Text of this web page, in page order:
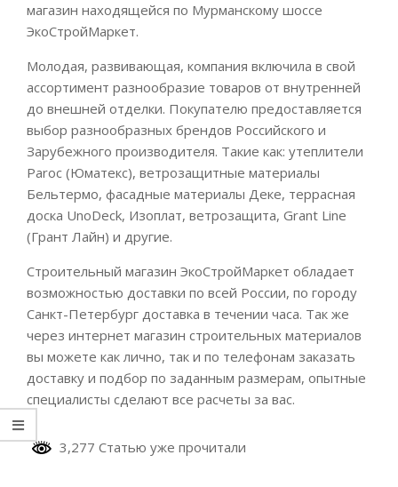
магазин находящейся по Мурманскому шоссе
ЭкоСтройМаркет.
Молодая, развивающая, компания включила в свой
ассортимент разнообразие товаров от внутренней
до внешней отделки. Покупателю предоставляется
выбор разнообразных брендов Российского и
Зарубежного производителя. Такие как: утеплители
Paroc (Юматекс), ветрозащитные материалы
Бельтермо, фасадные материалы Деке, террасная
доска UnoDeck, Изоплат, ветрозащита, Grant Line
(Грант Лайн) и другие.
Строительный магазин ЭкоСтройМаркет обладает
возможностью доставки по всей России, по городу
Санкт-Петербург доставка в течении часа. Так же
через интернет магазин строительных материалов
вы можете как лично, так и по телефонам заказать
доставку и подбор по заданным размерам, опытные
специалисты сделают все расчеты за вас.
3,277 Статью уже прочитали